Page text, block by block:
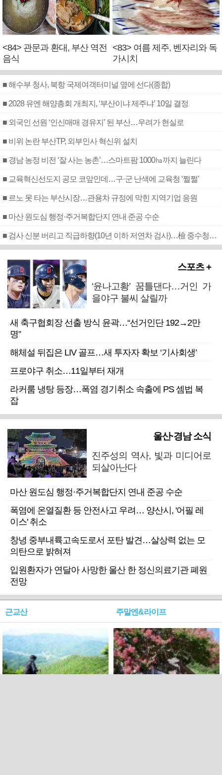
<84> 관문과 환대, 부산 역전
음식
<83> 여름 제주, 벤자리와 독
가시치
■ 해수부 청사, 북항 국제여객터미널 옆에 선다(종합)
■ 2028 유엔 해양총회 개최지, ‘부산이냐 제주냐’ 10일 결정
■ 외국인 선원 ‘인신매매 경유지’ 된 부산…우려가 현실로
■ 비위 논란 부산TP, 외부인사 혁신위 설치
■ 경남 농정 비전 ‘잘 사는 농촌’…스마트팜 1000㏊까지 늘린다
■ 교육혁신선도지 공모 코앞인데…구·군 난색에 교육청 ‘쩔쩔’
■ 르노 못 타는 부산시장…관용차 규정에 막힌 지역기업 응원
■ 마산 원도심 행정·주거복합단지 연내 준공 수순
■ 검사 신분 버리고 직급하향(10년 이하 저연차 검사)…檢 중수청행 기피
스포츠 +
‘윤나고황’ 꿈틀댄다…거인 가
을야구 불씨 살릴까
새 축구협회장 선출 방식 윤곽…“선거인단 192→2만
명”
해체설 뒤집은 LIV 골프…새 투자자 확보 ‘기사회생’
프로야구 취소…11일부터 재개
라커룸 냉탕 등장…폭염 경기취소 속출에 PS 셈법 복
잡
울산·경남 소식
진주성의 역사, 빛과 미디어로
되살아난다
마산 원도심 행정·주거복합단지 연내 준공 수순
폭염에 온열질환 등 안전사고 우려… 양산시, '어필 레
이스' 취소
창녕 중부내륙고속도로서 포탄 발견…살상력 없는 모
의탄으로 밝혀져
입원환자가 연달아 사망한 울산 한 정신의료기관 폐원
전망
근교산 주말엔&라이프